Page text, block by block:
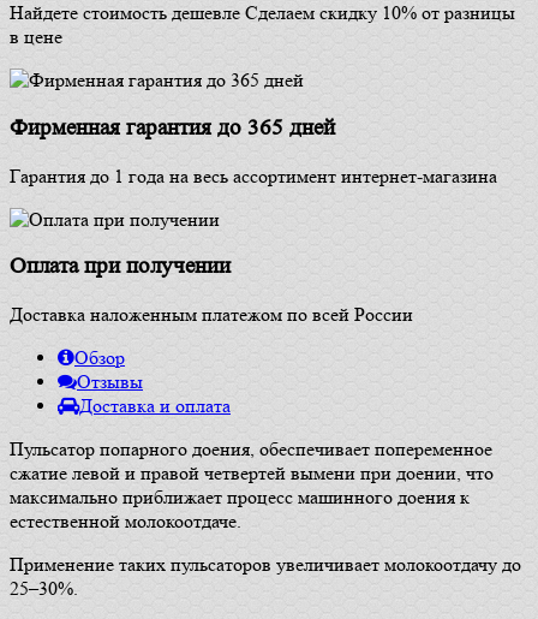
Найдете стоимость дешевле Сделаем скидку 10% от разницы
в цене
Фирменная гарантия до 365 дней
Гарантия до 1 года на весь ассортимент интернет-магазина
Оплата при получении
Доставка наложенным платежом по всей России
Обзор
Отзывы
Доставка и оплата
Пульсатор попарного доения, обеспечивает попеременное
сжатие левой и правой четвертей вымени при доении, что
максимально приближает процесс машинного доения к
естественной молокоотдаче.
Применение таких пульсаторов увеличивает молокоотдачу до
25–30%.